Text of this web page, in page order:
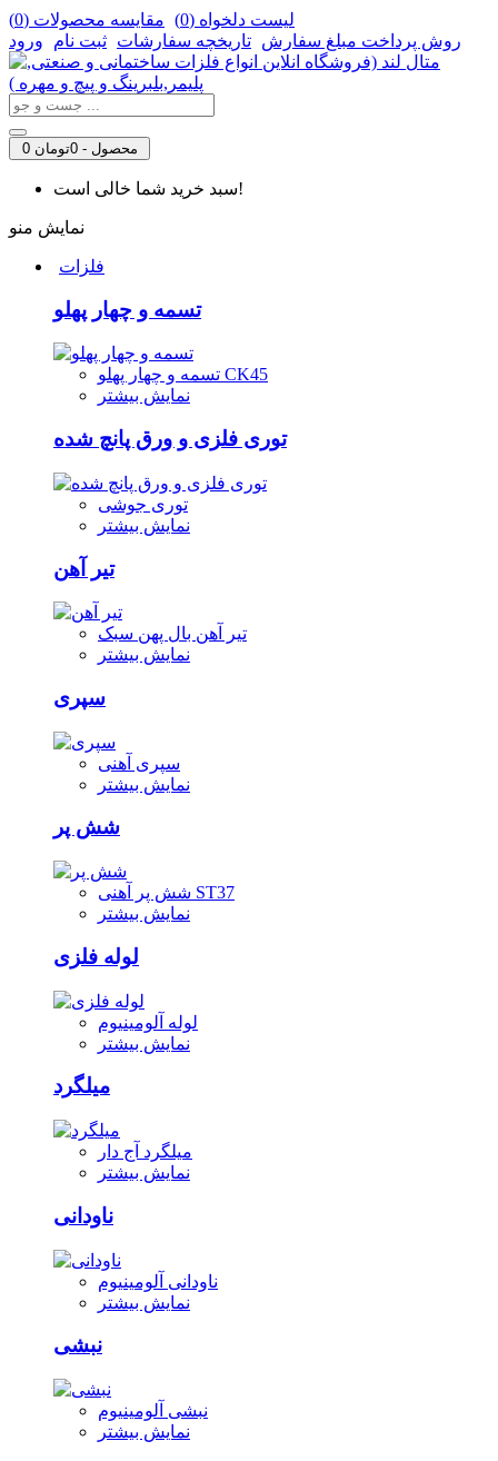
لیست دلخواه (0
) مقایسه محصولات (0
)
روش‌ پرداخت مبلغ سفارش تاریخچه سفارشات ثبت نام ورود
0 محصول - 0تومان
سبد خرید شما خالی است!
نمایش منو
فلزات
تسمه و چهار پهلو
تسمه و چهار پهلو CK45
نمایش بیشتر
توری فلزی و ورق پانچ شده
توری جوشی
نمایش بیشتر
تیر آهن
تیر آهن بال پهن سبک
نمایش بیشتر
سپری
سپری آهنی
نمایش بیشتر
شش پر
شش پر آهنی ST37
نمایش بیشتر
لوله فلزی
لوله آلومینیوم
نمایش بیشتر
میلگرد
میلگرد آج دار
نمایش بیشتر
ناودانی
ناودانی آلومینیوم
نمایش بیشتر
نبشی
نبشی آلومینیوم
نمایش بیشتر